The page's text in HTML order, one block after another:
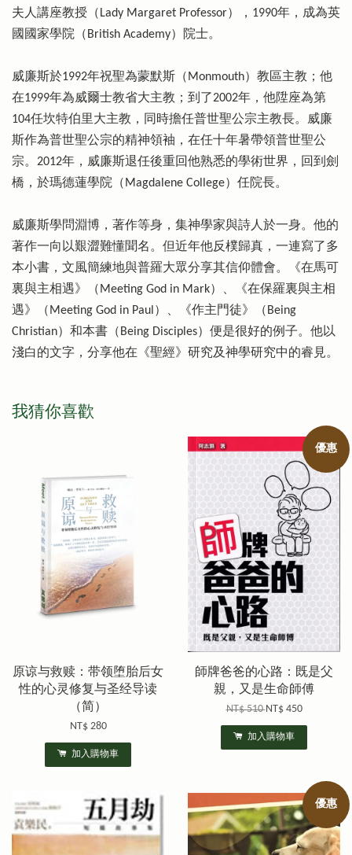
夫人講座教授（Lady Margaret Professor），1990年，成為英
國國家學院（British Academy）院士。
威廉斯於1992年祝聖為蒙默斯（Monmouth）教區主教；他
在1999年為威爾士教省大主教；到了2002年，他陞座為第
104任坎特伯里大主教，同時擔任普世聖公宗主教長。威廉
斯作為普世聖公宗的精神領袖，在任十年暑帶領普世聖公
宗。2012年，威廉斯退任後重回他熟悉的學術世界，回到劍
橋，於瑪德蓮學院（Magdalene College）任院長。
威廉斯學問淵博，著作等身，集神學家與詩人於一身。他的
著作一向以艱澀難懂聞名。但近年他反樸歸真，一連寫了多
本小書，文風簡練地與普羅大眾分享其信仰體會。《在馬可
裏與主相遇》（Meeting God in Mark）、《在保羅裏與主相
遇》（Meeting God in Paul）、《作主門徒》（Being
Christian）和本書（Being Disciples）便是很好的例子。他以
淺白的文字，分享他在《聖經》研究及神學研究中的睿見。
我猜你喜歡
原谅与救赎：带领堕胎后女
性的心灵修复与圣经导读
（简）
NT$ 280
加入購物車
優惠
師牌爸爸的心路：既是父
親，又是生命師傅
NT$ 510NT$ 450
加入購物車
優惠